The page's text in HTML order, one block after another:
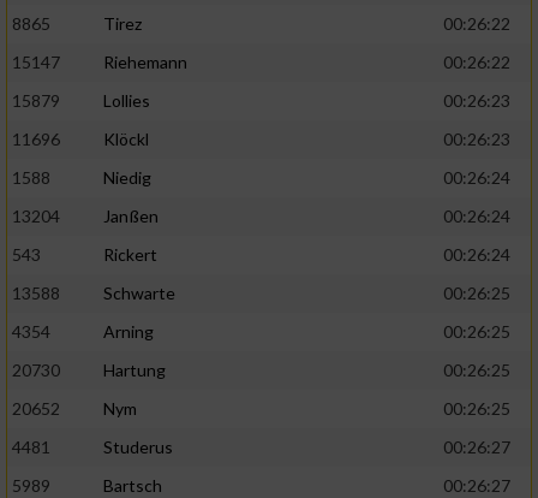
8865
Tirez
00:26:22
15147
Riehemann
00:26:22
15879
Lollies
00:26:23
11696
Klöckl
00:26:23
1588
Niedig
00:26:24
13204
Janßen
00:26:24
543
Rickert
00:26:24
13588
Schwarte
00:26:25
4354
Arning
00:26:25
20730
Hartung
00:26:25
20652
Nym
00:26:25
4481
Studerus
00:26:27
5989
Bartsch
00:26:27